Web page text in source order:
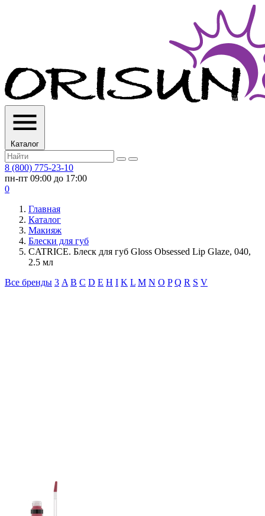
Каталог
8 (800) 775-23-10
пн-пт 09:00 до 17:00
0
Главная
Каталог
Макияж
Блески для губ
CATRICE. Блеск для губ Gloss Obsessed Lip Glaze, 040,
2.5 мл
Все бренды 3 A B C D E H I K L M N O P Q R S V